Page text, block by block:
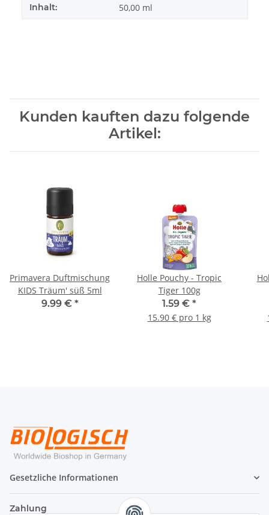
Inhalt: 50,00 ml
Kunden kauften dazu folgende
Artikel:
Primavera Duftmischung
KIDS Träum' süß 5ml
9.99 € *
Holle Pouchy - Tropic
Tiger 100g
1.59 € *
15.90 € pro 1 kg
Gesetzliche Informationen
Zahlung